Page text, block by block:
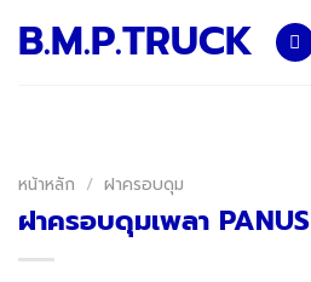
B.M.P.TRUCK
หน้าหลัก / ฝาครอบดุม
ฝาครอบดุมเพลา PANUS